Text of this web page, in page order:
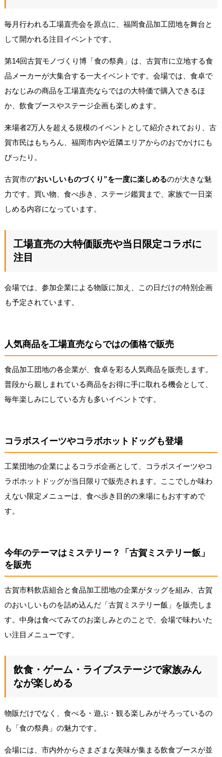
毎月行われる工場直売会を原点に、福岡食品加工団地を舞台と
して開かれる注目イベントです。
第14回古賀モノづくり博「食の祭典」は、古賀市に立地する食
品メーカーが大集合する一大イベントです。会場では、食卓で
おなじみの商品を工場直売ならではの大特価で購入できるほ
か、飲食ブースやステージ企画も楽しめます。
来場者2万人を超える規模のイベントとして紹介されており、古
賀市民はもちろん、福岡市内や近隣エリアからのおでかけにも
ぴったり。
古賀市の“おいしいものづくり”を一度に楽しめるのが大きな魅
力です。買い物、食べ歩き、ステージ鑑賞まで、家族で一日楽
しめる内容になっています。
工場直売の大特価販売や当日限定コラボに
注目
会場では、参加企業による物販に加え、この日だけの特別企画
も予定されています。
人気商品を工場直売ならではの価格で販売
食品加工団地の各企業が、食卓を彩る人気商品を販売します。
普段から親しまれている商品をお得に手に取れる機会として、
毎年楽しみにしている方も多いイベントです。
コラボスイーツやコラボホットドッグも登場
工業団地の企業によるコラボ企画として、コラボスイーツやコ
ラボホットドッグが当日限りで販売されます。ここでしか味わ
えない限定メニューは、食べ歩き目的の来場にもおすすめで
す。
今年のテーマはミステリー？「古賀ミステリー飯」
を販売
古賀市料飲店組合と食品加工団地の企業がタッグを組み、古賀
のおいしいものを詰め込んだ「古賀ミステリー飯」を販売しま
す。中身は食べてみてのお楽しみとのことで、会場で味わいた
い注目メニューです。
飲食・ゲーム・ライブステージで家族みん
なが楽しめる
物販だけでなく、食べる・遊ぶ・観る楽しみがそろっているの
も「食の祭典」の魅力です。
会場には、市内外からさまざまな美味が集まる飲食ブースが並